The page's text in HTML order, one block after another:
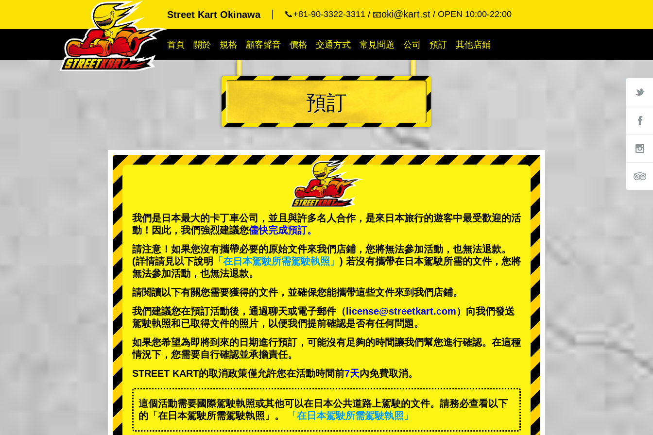
Street Kart Okinawa 📞+81-90-3322-3311 📧oki@kart.st OPEN 10:00-22:00
首頁 關於 規格 顧客聲音 價格 交通方式 常見問題 公司 預訂 其他店鋪
預訂
我們是日本最大的卡丁車公司，並且與許多名人合作，是來日本旅行的遊客中最受歡迎的活
動 ！因此，我們強烈建議您儘快完成預訂。
請注意！如果您沒有攜帶必要的原始文件來我們店鋪，您將無法參加活動，也無法退款。
(詳情請見以下說明
「在日本駕駛所需駕駛執照」 ) 若沒有攜帶在日本駕駛所需的文件，您將
無法參加活動，也無法退款。
請閱讀以下有關您需要獲得的文件，並確保您能攜帶這些文件來到我們店鋪。
我們建議您在預訂活動後，通過聊天或電子郵件（ license@streetkart.com）向我們發送
駕駛執照和已取得文件的照片，以便我們提前確認是否有任何問題。
如果您希望為即將到來的日期進行預訂，可能沒有足夠的時間讓我們幫您進行確認。在這種
情況下，您需要自行確認並承擔責任。
STREET KART的取消政策僅允許您在活動時間前7天內免費取消。
這個活動需要國際駕駛執照或其他可以在日本公共道路上駕駛的文件。請務必查看以下
的「在日本駕駛所需駕駛執照」。
「在日本駕駛所需駕駛執照」